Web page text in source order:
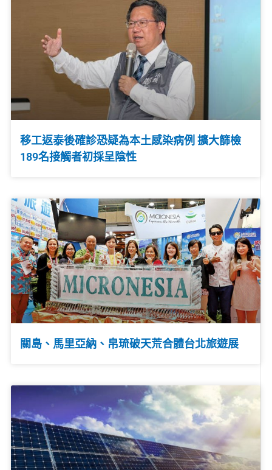
移工返泰後確診恐疑為本土感染病例 擴大篩檢
189名接觸者初採呈陰性
關島、馬里亞納、帛琉破天荒合體台北旅遊展